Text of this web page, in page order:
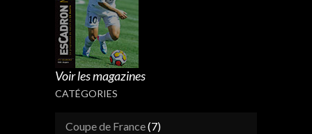
Voir les magazines
CATÉGORIES
Coupe de France(7)